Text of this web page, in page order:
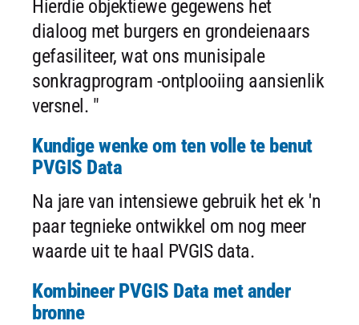
Hierdie objektiewe gegewens het
dialoog met burgers en grondeienaars
gefasiliteer, wat ons munisipale
sonkragprogram -ontplooiing aansienlik
versnel. "
Kundige wenke om ten volle te benut
PVGIS Data
Na jare van intensiewe gebruik het ek 'n
paar tegnieke ontwikkel om nog meer
waarde uit te haal PVGIS data.
Kombineer PVGIS Data met ander
bronne